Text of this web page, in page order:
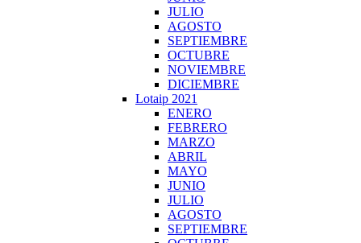
JULIO
AGOSTO
SEPTIEMBRE
OCTUBRE
NOVIEMBRE
DICIEMBRE
Lotaip 2021
ENERO
FEBRERO
MARZO
ABRIL
MAYO
JUNIO
JULIO
AGOSTO
SEPTIEMBRE